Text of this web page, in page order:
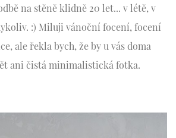
na stěně klidně 20 let... v létě, v
:) Miluji vánoční focení, focení
ale řekla bych, že by u vás doma
ani čistá minimalistická fotka.